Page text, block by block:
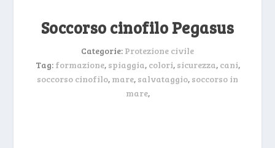
Soccorso cinofilo Pegasus
Categorie: Protezione civile
Tag: formazione, spiaggia, colori, sicurezza, cani,
soccorso cinofilo, mare, salvataggio, soccorso in
mare,